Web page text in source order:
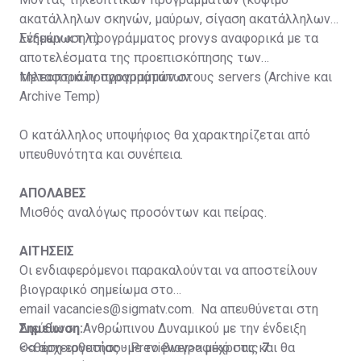
ακατάλληλων σκηνών, μαύρων, σίγαση ακατάλληλων
λέξεων κ.τ.λ.)
Ενημέρωση προγράμματος provys αναφορικά με τα
αποτελέσματα της προεπισκόπησης των
τηλεοπτικών προγραμμάτων
Μεταφορά προγραμμάτων στους servers (Archive και
Archive Temp)
Ο κατάλληλος υποψήφιος θα χαρακτηρίζεται από
υπευθυνότητα και συνέπεια.
ΑΠΟΛΑΒΕΣ
Μισθός αναλόγως προσόντων και πείρας.
ΑΙΤΗΣΕΙΣ
Οι ενδιαφερόμενοι παρακαλούνται να αποστείλουν
βιογραφικό σημείωμα στο
email vacancies@sigmatv.com. Να απευθύνεται στη
Διεύθυνση Ανθρώπινου Δυναμικού με την ένδειξη
<<θέση εργασίας - Previewer>> μέχρι τις7
Σημείωση:
Θα αρχειοθετήσουμε το βιογραφικό σας και θα